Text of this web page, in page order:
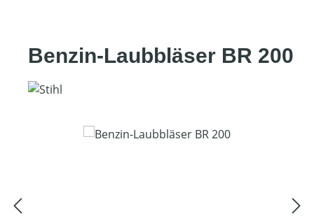
Benzin-Laubbläser BR 200
Bildergalerie überspringen